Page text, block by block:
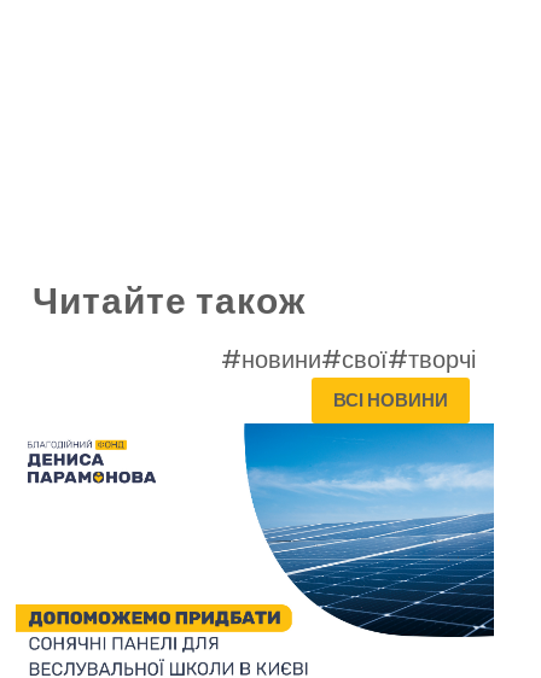
Читайте також
#новини#свої#творчі
ВСІ НОВИНИ